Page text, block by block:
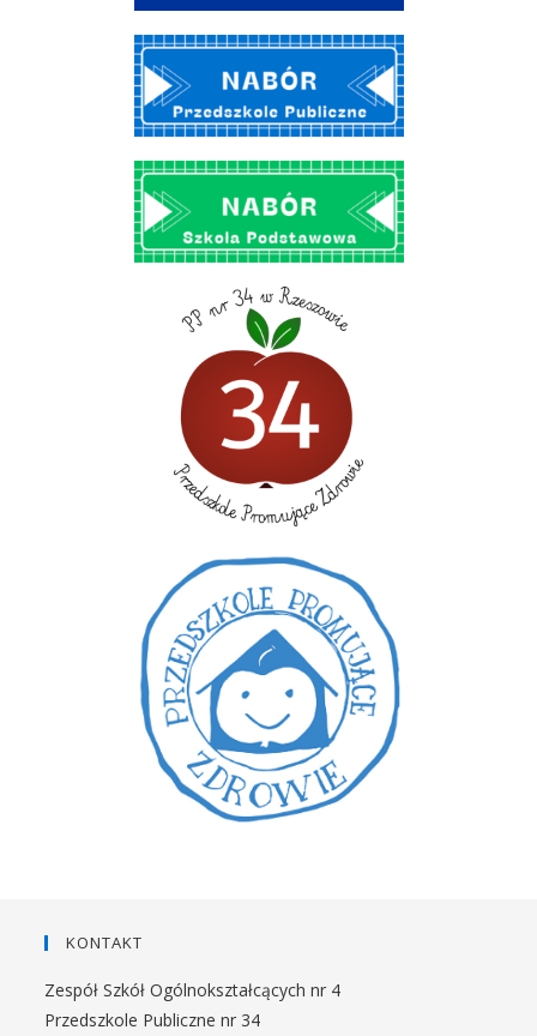
KONTAKT
Zespół Szkół Ogólnokształcących nr 4
Przedszkole Publiczne nr 34